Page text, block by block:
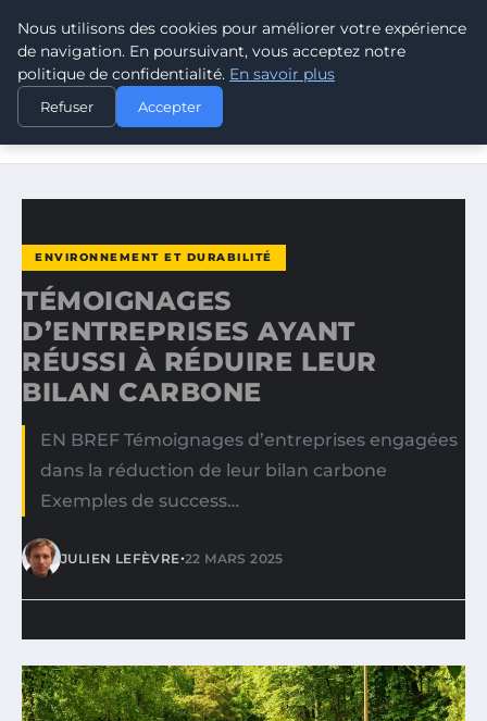
CLIMATE RESPONSE BLOG
ACCUEIL
ENVIRONNEMENT ET DURABILITÉ
TÉMOIGNAGES D’ENTREPRISES AYANT RÉUSSI À RÉDUIRE
ENVIRONNEMENT ET DURABILITÉ
TÉMOIGNAGES
D’ENTREPRISES AYANT
RÉUSSI À RÉDUIRE LEUR
BILAN CARBONE
EN BREF Témoignages d’entreprises engagées
dans la réduction de leur bilan carbone
Exemples de success…
JULIEN LEFÈVRE•22 MARS 2025
Nous utilisons des cookies pour améliorer votre expérience
de navigation. En poursuivant, vous acceptez notre
politique de confidentialité. En savoir plus
Refuser Accepter